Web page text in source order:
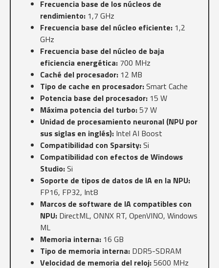
Frecuencia base de los núcleos de
rendimiento: 1,7 GHz
Frecuencia base del núcleo eficiente: 1,2
GHz
Frecuencia base del núcleo de baja
eficiencia energética: 700 MHz
Caché del procesador: 12 MB
Tipo de cache en procesador:Smart Cache
Potencia base del procesador: 15 W
Máxima potencia del turbo:57 W
Unidad de procesamiento neuronal (NPU por
sus siglas en inglés): Intel AI Boost
Compatibilidad con Sparsity:Si
Compatibilidad con efectos de Windows
Studio:Si
Soporte de tipos de datos de IA en la NPU:
FP16, FP32, Int8
Marcos de software de IA compatibles con
NPU: DirectML, ONNX RT, OpenVINO, Windows
ML
Memoria interna: 16 GB
Tipo de memoria interna: DDR5-SDRAM
Velocidad de memoria del reloj:5600 MHz